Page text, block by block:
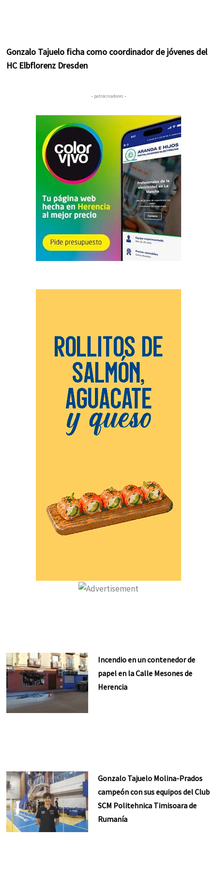
Gonzalo Tajuelo ficha como coordinador de jóvenes del
HC Elbflorenz Dresden
– patrocinadores –
Incendio en un contenedor de
papel en la Calle Mesones de
Herencia
Gonzalo Tajuelo Molina-Prados
campeón con sus equipos del Club
SCM Politehnica Timisoara de
Rumanía